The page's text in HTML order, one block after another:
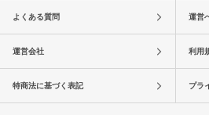
よくある質問 運営
運営会社 利用
特商法に基づく表記 プラ